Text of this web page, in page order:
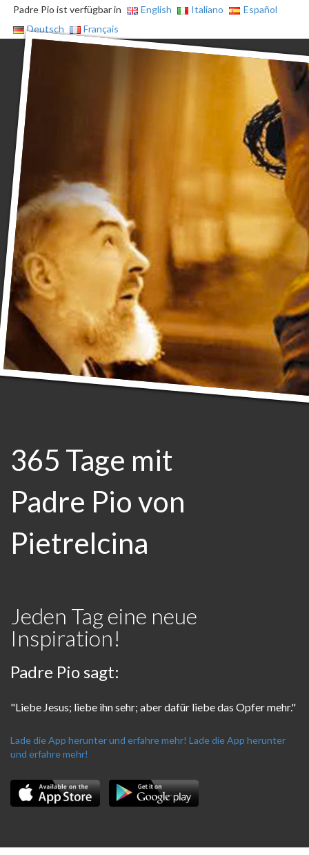
Padre Pio ist verfügbar in English Italiano
Español
Deutsch
Français
365 Tage mit
Padre Pio von
Pietrelcina
Jeden Tag eine neue
Inspiration!
Padre Pio sagt:
"Liebe Jesus; liebe ihn sehr; aber dafür liebe das Opfer mehr."
Lade die App herunter und erfahre mehr! Lade die App herunter
und erfahre mehr!